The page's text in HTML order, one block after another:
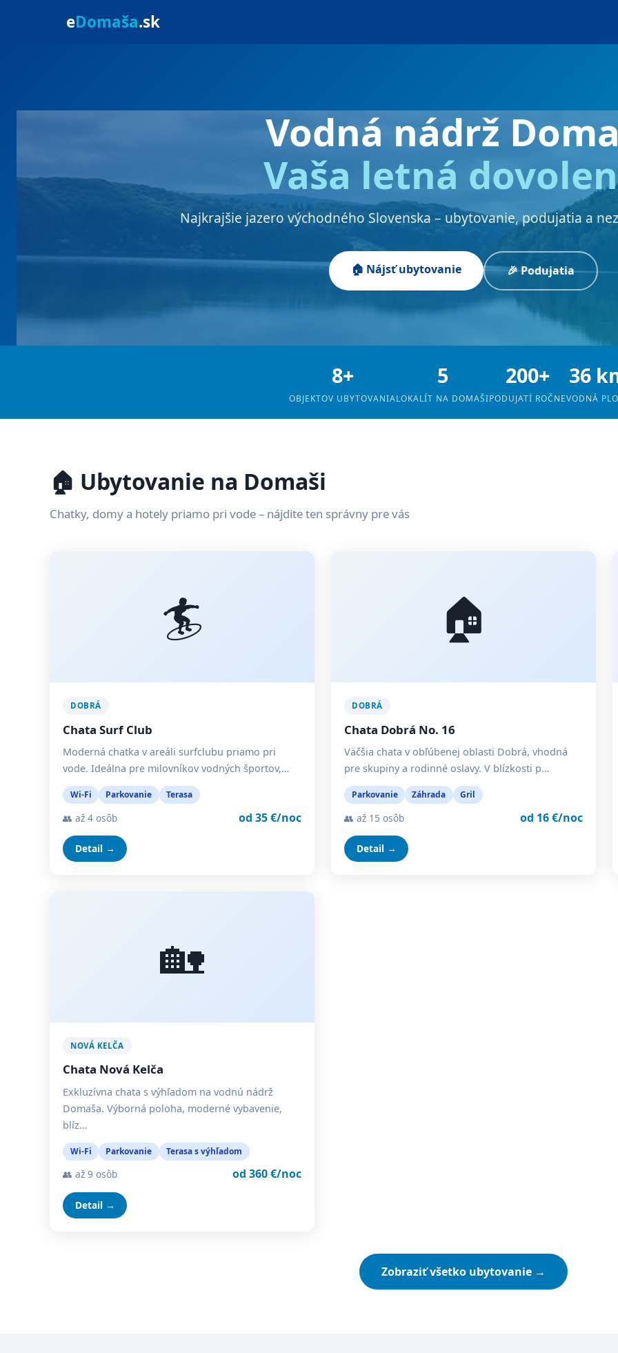
eDomaša.sk
Vodná nádrž
Vaša letná
Najkrajšie jazero východného Slovenska – ubytovanie, podujatia a
🏠 Nájsť ubytovanie 🎉 Podujatia
8+
OBJEKTOV UBYTOVANIA
5
LOKALÍT NA DOMAŠI
200+
PODUJATÍ ROČNE
36
VODNÁ
🏠 Ubytovanie na Domaši
Chatky, domy a hotely priamo pri vode – nájdite ten správny pre vás
🏄
DOBRÁ
Chata Surf Club
Moderná chatka v areáli surfclubu priamo pri
vode. Ideálna pre milovníkov vodných športov,…
Wi-Fi Parkovanie Terasa
👥 až 4 osôb od 35 €/noc
Detail →
🏠
DOBRÁ
Chata Dobrá No. 16
Väčšia chata v obľúbenej oblasti Dobrá, vhodná
pre skupiny a rodinné oslavy. V blízkosti p…
Parkovanie Záhrada Gril
👥 až 15 osôb od 16 €/noc
Detail →
🏡
NOVÁ KELČA
Chata Nová Kelča
Exkluzívna chata s výhľadom na vodnú nádrž
Domaša. Výborná poloha, moderné vybavenie,
blíz…
Wi-Fi Parkovanie Terasa s výhľadom
👥 až 9 osôb od 360 €/noc
Detail →
Zobraziť všetko ubytovanie →